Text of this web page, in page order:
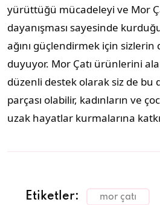
yürüttüğü mücadeleyi ve Mor
dayanışması sayesinde
ağını güçlendirmek için
duyuyor. Mor Çatı ürünlerini
düzenli destek olarak siz de bu
parçası olabilir, kadınların ve
uzak hayatlar kurmalarına
Etiketler: mor çatı